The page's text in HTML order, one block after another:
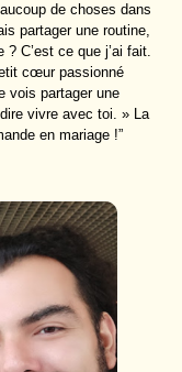
de choses dans
partager une routine,
C’est ce que j’ai fait.
cœur passionné
vois partager une
vivre avec toi. » La
en mariage !”